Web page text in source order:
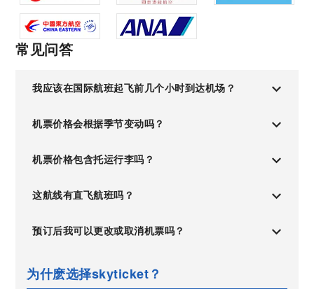
常见问答
我应该在国际航班起飞前几个小时到达机场？
机票价格会根据季节变动吗？
机票价格包含托运行李吗？
这航线有直飞航班吗？
预订后我可以更改或取消机票吗？
为什麽选择skyticket？